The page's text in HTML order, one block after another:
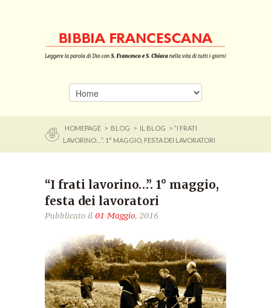
HOMEPAGE > BLOG > IL BLOG
> “I FRATI
LAVORINO…”. 1° MAGGIO, FESTA DEI LAVORATORI
“I frati lavorino…”. 1° maggio,
festa dei lavoratori
Pubblicato il 01 Maggio, 2016